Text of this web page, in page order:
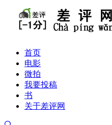
首页
电影
微拍
我要投稿
书
关于差评网